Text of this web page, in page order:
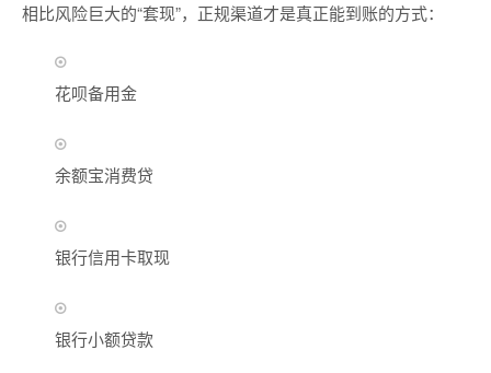
相比风险巨大的“套现”，正规渠道才是真正能到账的方式：
花呗备用金
余额宝消费贷
银行信用卡取现
银行小额贷款